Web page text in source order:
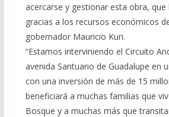
acercarse y gestionar esta obra, que
gracias a los recursos económicos
gobernador Mauricio Kuri.
“Estamos interviniendo el Circuito
avenida Santuario de Guadalupe en
con una inversión de más de 15
beneficiará a muchas familias que
Bosque y a muchas más que